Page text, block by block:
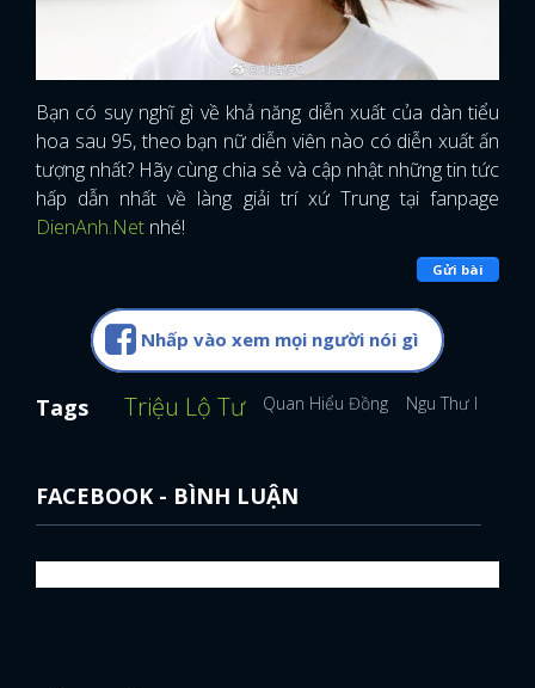
Bạn có suy nghĩ gì về khả năng diễn xuất của dàn tiểu
hoa sau 95, theo bạn nữ diễn viên nào có diễn xuất ấn
tượng nhất? Hãy cùng chia sẻ và cập nhật những tin tức
hấp dẫn nhất về làng giải trí xứ Trung tại fanpage
DienAnh.Net nhé!
Gửi bài
Nhấp vào xem mọi người nói gì
Tags Triệu Lộ Tư Quan Hiểu Đồng Ngu Thư Hân
FACEBOOK - BÌNH LUẬN